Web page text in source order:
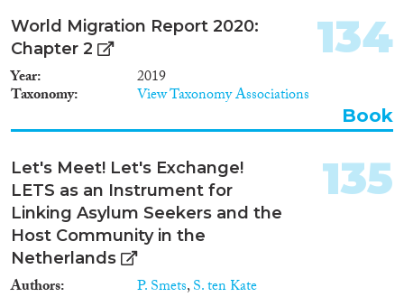
World Migration Report 2020:
Chapter 2
Year 2019
Taxonomy View Taxonomy Associations
134
Book
Let's Meet! Let's Exchange!
LETS as an Instrument for
Linking Asylum Seekers and the
Host Community in the
Netherlands
Authors P. Smets,S. ten Kate
135